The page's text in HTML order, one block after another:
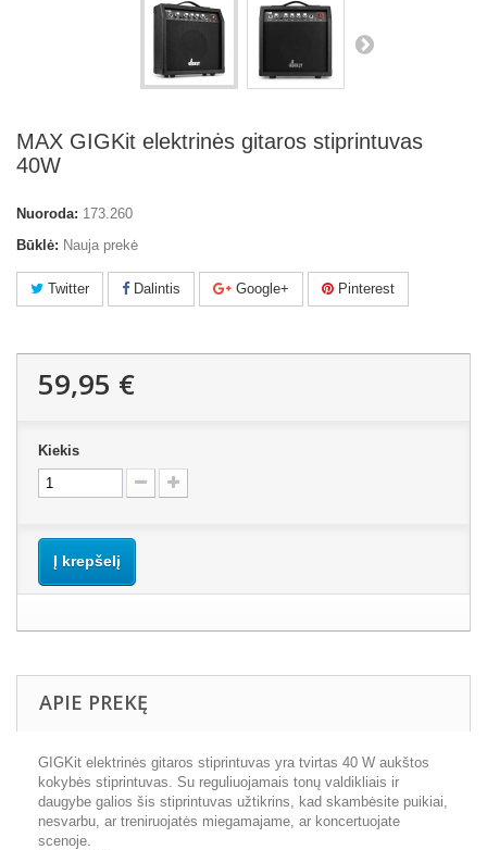
MAX GIGKit elektrinės gitaros stiprintuvas
40W
Nuoroda: 173.260
Būklė: Nauja prekė
Twitter Dalintis Google+ Pinterest
59,95 €
Kiekis
Į krepšelį
APIE PREKĘ
GIGKit elektrinės gitaros stiprintuvas yra tvirtas 40 W aukštos
kokybės stiprintuvas. Su reguliuojamais tonų valdikliais ir
daugybe galios šis stiprintuvas užtikrins, kad skambėsite puikiai,
nesvarbu, ar treniruojatės miegamajame, ar koncertuojate
scenoje.